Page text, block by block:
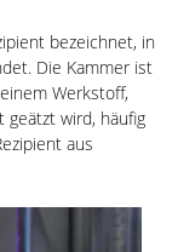
bezeichnet, in
Die Kammer ist
Werkstoff,
geätzt wird, häufig
aus